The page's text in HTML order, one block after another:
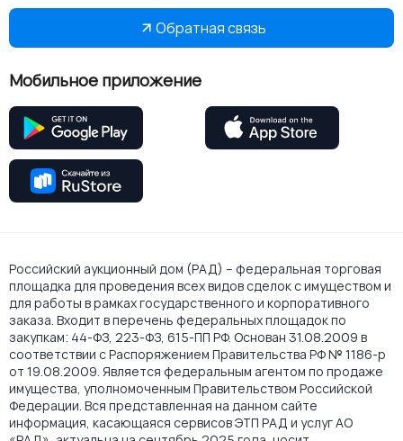
Обратная связь
Мобильное приложение
Российский аукционный дом (РАД) – федеральная торговая
площадка для проведения всех видов сделок с имуществом и
для работы в рамках государственного и корпоративного
заказа. Входит в перечень федеральных площадок по
закупкам: 44-ФЗ, 223-ФЗ, 615-ПП РФ. Основан 31.08.2009 в
соответствии с Распоряжением Правительства РФ № 1186-р
от 19.08.2009. Является федеральным агентом по продаже
имущества, уполномоченным Правительством Российской
Федерации. Вся представленная на данном сайте
информация, касающаяся сервисов ЭТП РАД и услуг АО